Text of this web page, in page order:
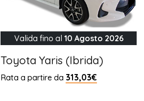
Valida fino al 10 Agosto 2026
Toyota Yaris (Ibrida)
Rata a partire da 313,03€